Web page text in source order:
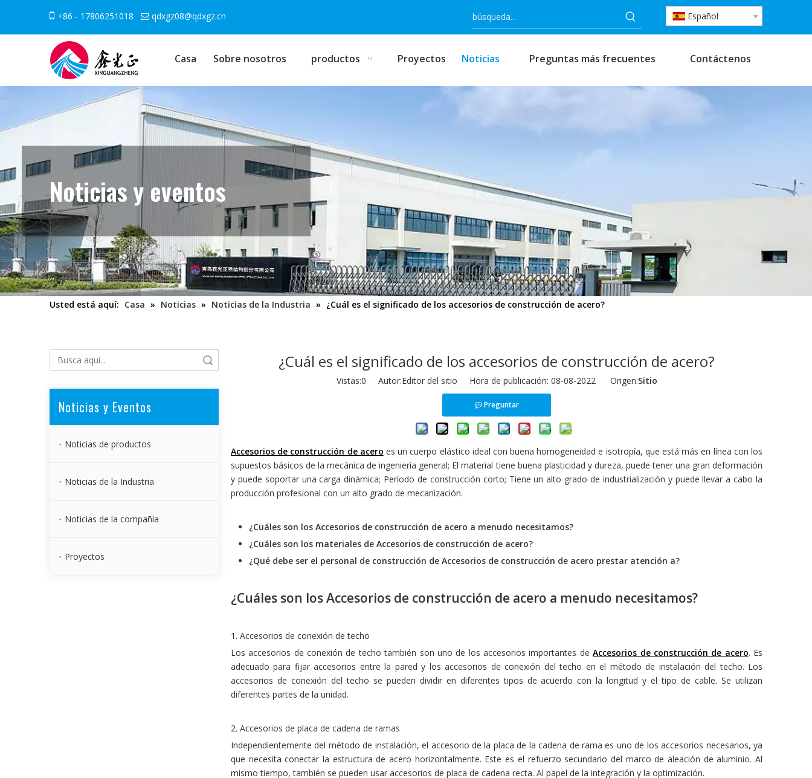
 +86 - 17806251018  qdxgz08@qdxgz.cn Español
Casa Sobre nosotros productos Proyectos Noticias Preguntas más frecuentes Contáctenos
Noticias y eventos
Usted está aquí: Casa » Noticias » Noticias de la Industria » ¿Cuál es el significado de los accesorios de construcción de acero?
Noticias y Eventos
Noticias de productos
Noticias de la Industria
Noticias de la compañía
Proyectos
¿Cuál es el significado de los accesorios de construcción de acero?
Vistas:0 Autor:Editor del sitio Hora de publicación: 08-08-2022 Origen:Sitio
Preguntar
Accesorios de construcción de acero es un cuerpo elástico ideal con buena homogeneidad e isotropía, que está más en línea con los
supuestos básicos de la mecánica de ingeniería general; El material tiene buena plasticidad y dureza, puede tener una gran deformación
y puede soportar una carga dinámica; Período de construcción corto; Tiene un alto grado de industrialización y puede llevar a cabo la
producción profesional con un alto grado de mecanización.
¿Cuáles son los Accesorios de construcción de acero a menudo necesitamos?
¿Cuáles son los materiales de Accesorios de construcción de acero?
¿Qué debe ser el personal de construcción de Accesorios de construcción de acero prestar atención a?
¿Cuáles son losAccesorios de construcción de acero a menudo necesitamos?
1. Accesorios de conexión de techo
Los accesorios de conexión de techo también son uno de los accesorios importantes deAccesorios de construcción de acero. Es
adecuado para fijar accesorios entre la pared y los accesorios de conexión del techo en el método de instalación del techo. Los
accesorios de conexión del techo se pueden dividir en diferentes tipos de acuerdo con la longitud y el tipo de cable. Se utilizan
diferentes partes de la unidad.
2. Accesorios de placa de cadena de ramas
Independientemente del método de instalación, el accesorio de la placa de la cadena de rama es uno de los accesorios necesarios, ya
que necesita conectar la estructura de acero horizontalmente. Este es el refuerzo secundario del marco de aleación de aluminio. Al
mismo tiempo, también se pueden usar accesorios de placa de cadena recta. Al papel de la integración y la optimización.